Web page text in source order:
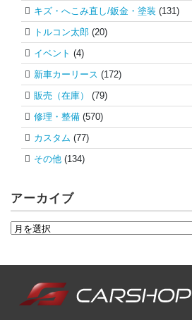
キズ・へこみ直し/鈑金・塗装 (131)
トルコン太郎 (20)
イベント (4)
新車カーリース (172)
販売（在庫）
(79)
修理・整備 (570)
カスタム (77)
その他 (134)
アーカイブ